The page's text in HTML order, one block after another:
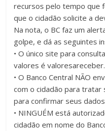
recursos pelo tempo que
que o cidadão solicite a
Na nota, o BC faz um
golpe, e dá as seguintes
• O único site para
valores é
• O Banco Central NÃO
com o cidadão para
para confirmar seus
• NINGUÉM está
cidadão em nome do